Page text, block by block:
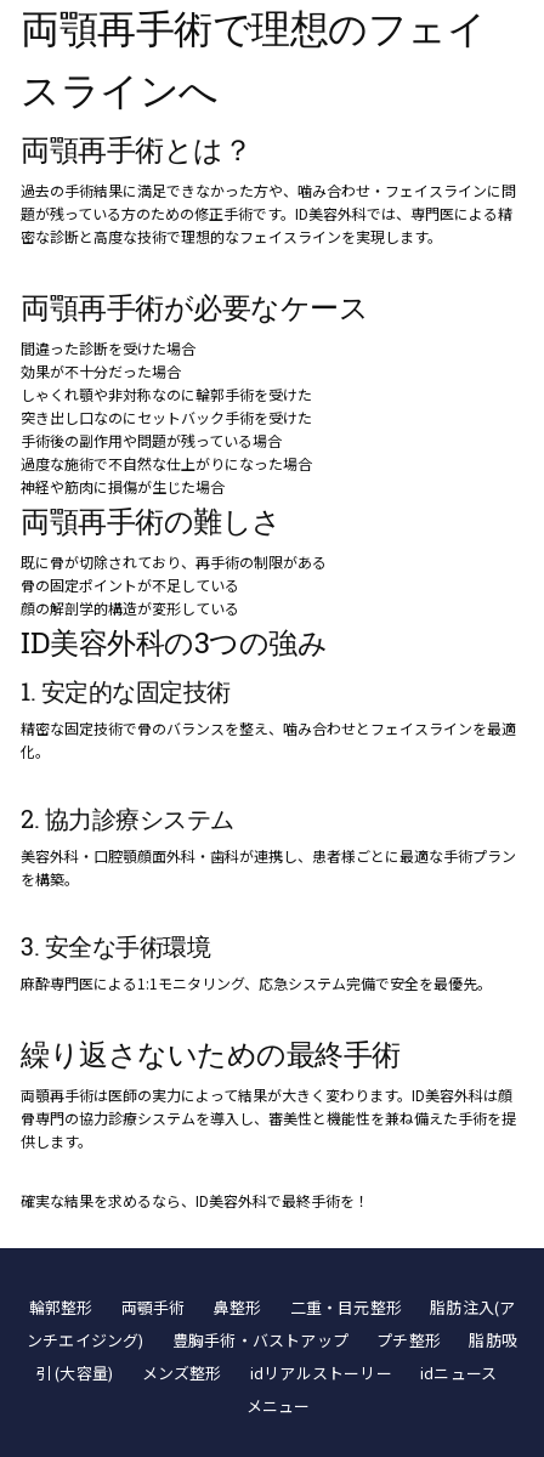
両顎再手術で理想のフェイ
スラインへ
両顎再手術とは？
過去の手術結果に満足できなかった方や、噛み合わせ・フェイスラインに問
題が残っている方のための修正手術です。ID美容外科では、専門医による精
密な診断と高度な技術で理想的なフェイスラインを実現します。
両顎再手術が必要なケース
間違った診断を受けた場合
効果が不十分だった場合
しゃくれ顎や非対称なのに輪郭手術を受けた
突き出し口なのにセットバック手術を受けた
手術後の副作用や問題が残っている場合
過度な施術で不自然な仕上がりになった場合
神経や筋肉に損傷が生じた場合
両顎再手術の難しさ
既に骨が切除されており、再手術の制限がある
骨の固定ポイントが不足している
顔の解剖学的構造が変形している
ID美容外科の3つの強み
1. 安定的な固定技術
精密な固定技術で骨のバランスを整え、噛み合わせとフェイスラインを最適
化。
2. 協力診療システム
美容外科・口腔顎顔面外科・歯科が連携し、患者様ごとに最適な手術プラン
を構築。
3. 安全な手術環境
麻酔専門医による1:1モニタリング、応急システム完備で安全を最優先。
繰り返さないための最終手術
両顎再手術は医師の実力によって結果が大きく変わります。ID美容外科は顔
骨専門の協力診療システムを導入し、審美性と機能性を兼ね備えた手術を提
供します。
確実な結果を求めるなら、ID美容外科で最終手術を！
輪郭整形 両顎手術 鼻整形 二重・目元整形
脂肪注入(ア
ンチエイジング)
豊胸手術・バストアップ プチ整形
脂肪吸
引 (大容量)
メンズ整形 idリアルストーリー
idニュース
メニュー